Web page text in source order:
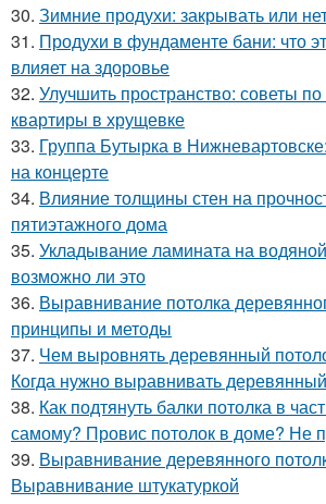
30. Зимние продухи: закрывать или
31. Продухи в фундаменте бани: что
влияет на здоровье
32. Улучшить пространство: советы
квартиры в хрущевке
33. Группа Бутырка в
на концерте
34. Влияние толщины стен на
пятиэтажного дома
35. Укладывание ламината на
возможно ли это
36. Выравнивание потолка
принципы и методы
37. Чем выровнять деревянный
Когда нужно выравнивать
38. Как подтянуть балки потолка в
самому? Провис потолок в доме? Не
39. Выравнивание деревянного
Выравнивание штукатуркой